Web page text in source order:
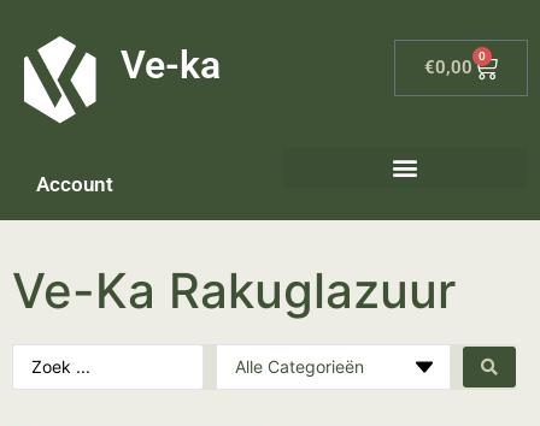
Ve-ka €0,00
0
Account
Ve-Ka Rakuglazuur